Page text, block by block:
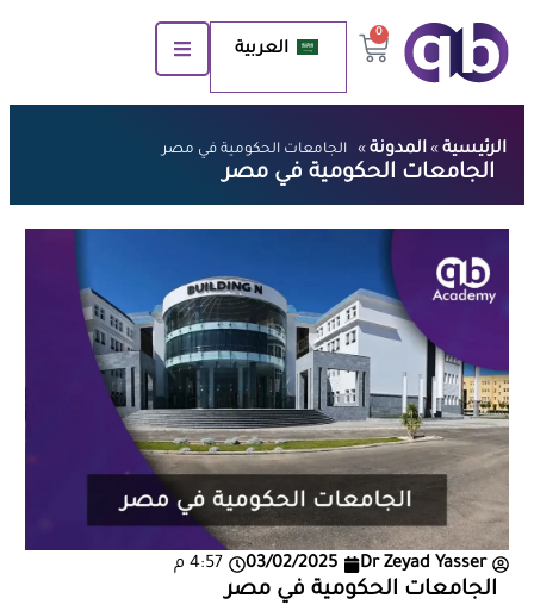
0
العربية
الرئيسية » المدونة » الجامعات الحكومية في مصر
الجامعات الحكومية في مصر
Dr Zeyad Yasser
03/02/2025 4:57 م
الجامعات الحكومية في مصر